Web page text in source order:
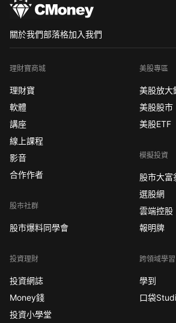
關於我們部落格加入我們
理財寶商城
理財寶
軟體
講座
線上課程
影音
合作作者
股市社群
股市爆料同學會
投資理財
投資網誌
Money錢
投資小學堂
美股專區
美股放大
美股股市
美股ETF
模擬投資
股市大富
選股網
雲端控股
報明牌
跨領域學習
學到
口袋